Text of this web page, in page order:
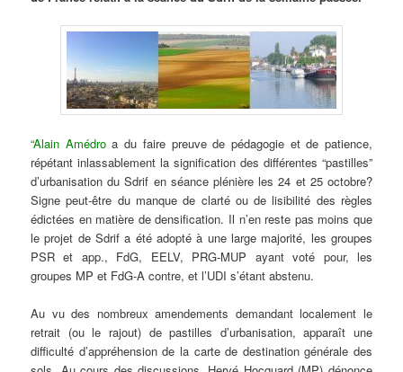
“Alain Amédroa du faire preuve de pédagogie et de patience,
répétant inlassablement la signification des différentes “pastilles”
d’urbanisation du Sdrif en séance plénière les 24 et 25 octobre?
Signe peut-être du manque de clarté ou de lisibilité des règles
édictées en matière de densification. Il n’en reste pas moins que
le projet de Sdrif a été adopté à une large majorité, les groupes
PSR et app., FdG, EELV, PRG-MUP ayant voté pour, les
groupes MP et FdG-A contre, et l’UDI s’étant abstenu.
Au vu des nombreux amendements demandant localement le
retrait (ou le rajout) de pastilles d’urbanisation, apparaît une
difficulté d’appréhension de la carte de destination générale des